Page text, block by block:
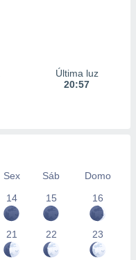
Última luz
20:57
Sex Sáb
Domo
14 15 16
21 22 23